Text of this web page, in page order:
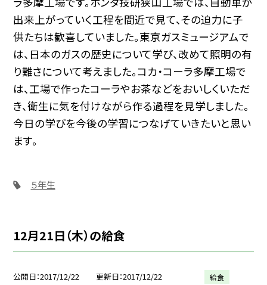
出来上がっていく工程を間近で見て、その迫力に子
供たちは歓喜していました。東京ガスミュージアムで
は、日本のガスの歴史について学び、改めて照明の有
り難さについて考えました。コカ・コーラ多摩工場で
は、工場で作ったコーラやお茶などをおいしくいただ
き、衛生に気を付けながら作る過程を見学しました。
今日の学びを今後の学習につなげていきたいと思い
ます。
５年生
12月21日（木）の給食
公開日 2017/12/22 更新日 2017/12/22 給食